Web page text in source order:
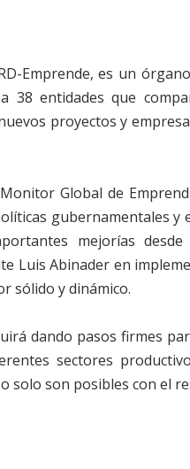
Emprende, es un
38 entidades que
proyectos y
Global de
gubernamentales y
mejorías
Luis Abinader en
sólido y dinámico.
dando pasos firmes
sectores
solo son posibles con el